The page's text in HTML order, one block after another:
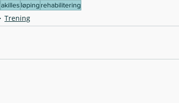
akilles løping rehabilitering
Trening